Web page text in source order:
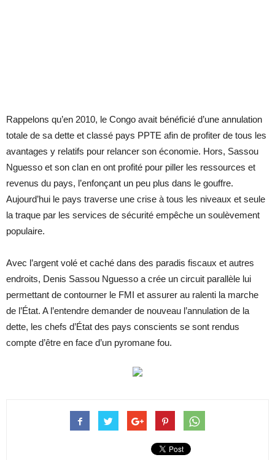
Rappelons qu’en 2010, le Congo avait bénéficié d’une annulation
totale de sa dette et classé pays PPTE afin de profiter de tous les
avantages y relatifs pour relancer son économie. Hors, Sassou
Nguesso et son clan en ont profité pour piller les ressources et
revenus du pays, l’enfonçant un peu plus dans le gouffre.
Aujourd’hui le pays traverse une crise à tous les niveaux et seule
la traque par les services de sécurité empêche un soulèvement
populaire.
Avec l’argent volé et caché dans des paradis fiscaux et autres
endroits, Denis Sassou Nguesso a crée un circuit parallèle lui
permettant de contourner le FMI et assurer au ralenti la marche
de l’État. A l’entendre demander de nouveau l’annulation de la
dette, les chefs d’État des pays conscients se sont rendus
compte d’être en face d’un pyromane fou.